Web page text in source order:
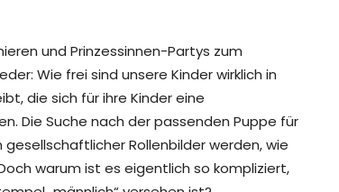
und Prinzessinnen-Partys zum
Wie frei sind unsere Kinder wirklich in
die sich für ihre Kinder eine
Die Suche nach der passenden Puppe für
Rollenbilder werden, wie
warum ist es eigentlich so kompliziert,